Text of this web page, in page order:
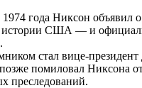
1974 года Никсон объявил
истории США — и
стал вице-
помиловал Никсона
преследований.